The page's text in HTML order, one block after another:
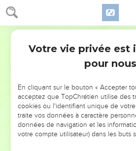
Matthieu 9
Jésus guérit un homme
Comme ils s'en allaient, on amena
Il chassa le démon et le muet se
Israël »,
mais les pharisiens disaient : «
démons qu'il chasse les démons. »
Votre vie privée est
pour nous
En cliquant sur le bouton « Accepter
acceptez que TopChrétien utilise des
cookies ou l'identifiant unique de
traite vos données à caractère
données de navigation et les
votre compte utilisateur) dans les buts